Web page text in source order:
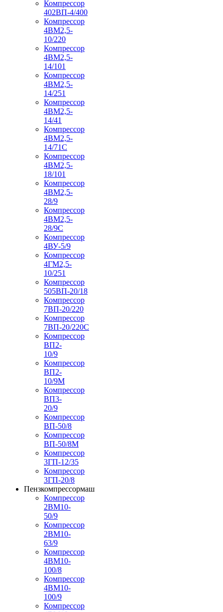
Компрессор
402ВП-4/400
Компрессор
4ВМ2,5-
10/220
Компрессор
4ВМ2,5-
14/101
Компрессор
4ВМ2,5-
14/251
Компрессор
4ВМ2,5-
14/41
Компрессор
4ВМ2,5-
14/71C
Компрессор
4ВМ2,5-
18/101
Компрессор
4ВМ2,5-
28/9
Компрессор
4ВМ2,5-
28/9С
Компрессор
4ВУ-5/9
Компрессор
4ГМ2,5-
10/251
Компрессор
505ВП-20/18
Компрессор
7ВП-20/220
Компрессор
7ВП-20/220С
Компрессор
ВП2-
10/9
Компрессор
ВП2-
10/9М
Компрессор
ВП3-
20/9
Компрессор
ВП-50/8
Компрессор
ВП-50/8М
Компрессор
3ГП-12/35
Компрессор
3ГП-20/8
Пензкомпрессормаш
Компрессор
2ВМ10-
50/9
Компрессор
2ВМ10-
63/9
Компрессор
4ВМ10-
100/8
Компрессор
4ВМ10-
100/9
Компрессор